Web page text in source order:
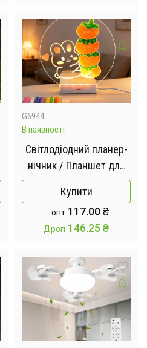
G6944
В наявності
Світлодіодний планер-
нічник / Планшет для
малювання круглий /
LED дошка для нотаток
+ маркери
Купити
опт 117.00₴
Дроп 146.25 ₴